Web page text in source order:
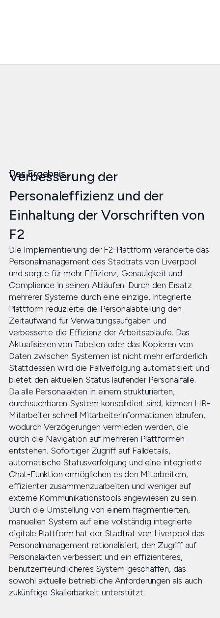
Das Ergebnis
Verbesserung der
Personaleffizienz und der
Einhaltung der Vorschriften von
F2
Die Implementierung der F2-Plattform veränderte das
Personalmanagement des Stadtrats von Liverpool
und sorgte für mehr Effizienz, Genauigkeit und
Compliance in seinen Abläufen. Durch den Ersatz
mehrerer Systeme durch eine einzige, integrierte
Plattform reduzierte die Personalabteilung den
Zeitaufwand für Verwaltungsaufgaben und
verbesserte die Effizienz der Arbeitsabläufe. Das
Aktualisieren von Tabellen oder das Kopieren von
Daten zwischen Systemen ist nicht mehr erforderlich.
Stattdessen wird die Fallverfolgung automatisiert und
bietet den aktuellen Status laufender Personalfälle.
Da alle Personalakten in einem strukturierten,
durchsuchbaren System konsolidiert sind, können HR-
Mitarbeiter schnell Mitarbeiterinformationen abrufen,
wodurch Verzögerungen vermieden werden, die
durch die Navigation auf mehreren Plattformen
entstehen. Sofortiger Zugriff auf Falldetails,
automatische Statusverfolgung und eine integrierte
Chat-Funktion ermöglichen es den Mitarbeitern,
effizienter zusammenzuarbeiten und weniger auf
externe Kommunikationstools angewiesen zu sein.
Durch die Umstellung von einem fragmentierten,
manuellen System auf eine vollständig integrierte
digitale Plattform hat der Stadtrat von Liverpool das
Personalmanagement rationalisiert, den Zugriff auf
Personalakten verbessert und ein effizienteres,
benutzerfreundlicheres System geschaffen, das
sowohl aktuelle betriebliche Anforderungen als auch
zukünftige Skalierbarkeit unterstützt.